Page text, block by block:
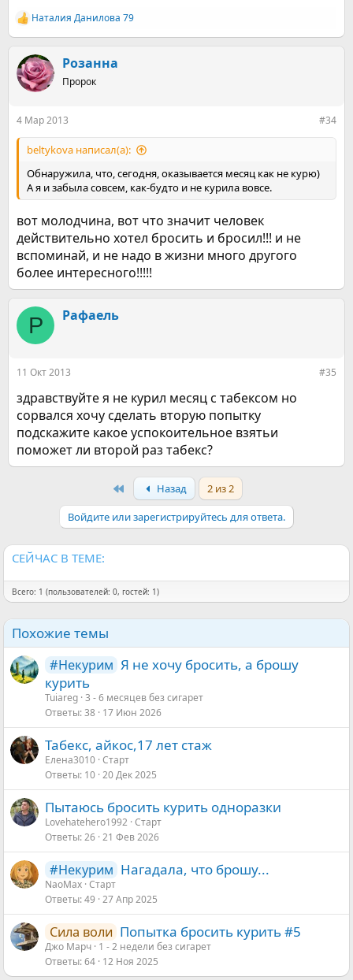
Р
е
к
ц
и
Наталия Данилова 79
Розанна
Пророк
4 Мар 2013 #34
beltykova написал(а):
Обнаружила, что, сегодня, оказывается месяц как не курю)
А я и забыла совсем, как-будто и не курила вовсе.
вот молодчина, вот что значит человек
действительно хотел бросить и бросил!!! и не
вспоминай, и не надо в жизни много другого
более интересного!!!!!
Р Рафаель
11 Окт 2013 #35
здравствуйте я не курил месяц с табексом но
сорвался хочу сделать вторую попытку
подскажите какое успокоительное взятьи
поможет ли второй раз табекс?
Назад
2 из 2
Войдите или зарегистрируйтесь для ответа.
СЕЙЧАС В ТЕМЕ:
Всего: 1 (пользователей: 0, гостей: 1)
Похожие темы
#Некурим Я не хочу бросить, а брошу
курить
Tuiareg 3 - 6 месяцев без сигарет
Ответы 38 17 Июн 2026
Табекс, айкос,17 лет стаж
Елена3010 Старт
Ответы 10 20 Дек 2025
Пытаюсь бросить курить одноразки
Lovehatehero1992 Старт
Ответы 26 21 Фев 2026
#Некурим Нагадала, что брошу...
NaoMax Старт
Ответы 49 27 Апр 2025
Сила воли Попытка бросить курить #5
Джо Марч 1 - 2 недели без сигарет
Ответы 64 12 Ноя 2025